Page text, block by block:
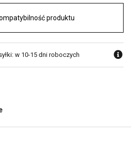
produktu
w 10-15 dni roboczych